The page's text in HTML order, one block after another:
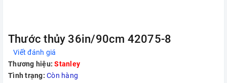
Thước thủy 36in/90cm 42075-8
Viết đánh giá
Thương hiệu: Stanley
Tình trạng: Còn hàng